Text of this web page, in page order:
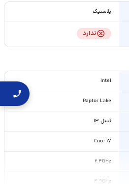
پلاستیک
cancelندارد
Intel
Raptor Lake
نسل ۱۳
Core i۷
۲.۴GHz
۴.۹GHz